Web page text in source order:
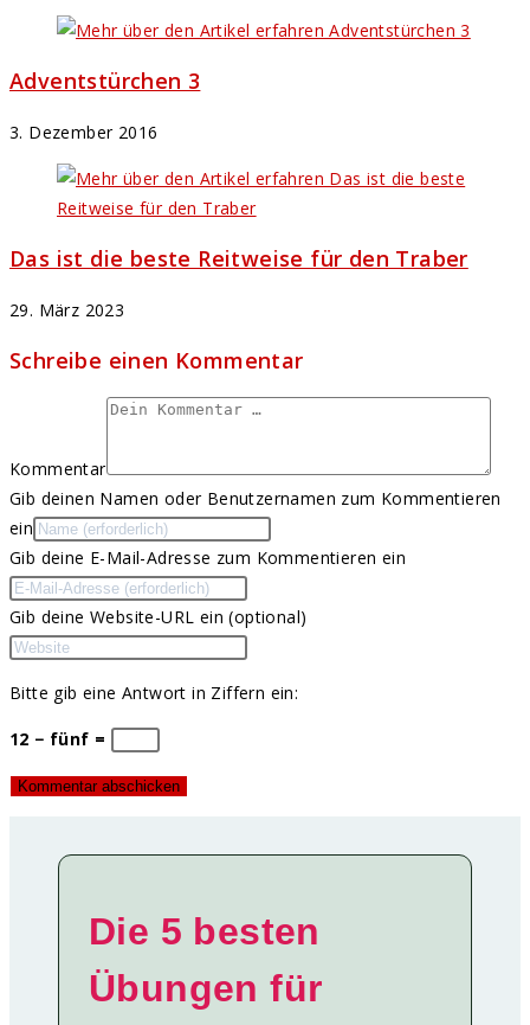
Adventstürchen 3
3. Dezember 2016
Das ist die beste Reitweise für den Traber
29. März 2023
Schreibe einen Kommentar
Kommentar
Gib deinen Namen oder Benutzernamen zum Kommentieren
ein
Gib deine E-Mail-Adresse zum Kommentieren ein
Gib deine Website-URL ein (optional)
Bitte gib eine Antwort in Ziffern ein:
12 − fünf =
Die 5 besten
Übungen für